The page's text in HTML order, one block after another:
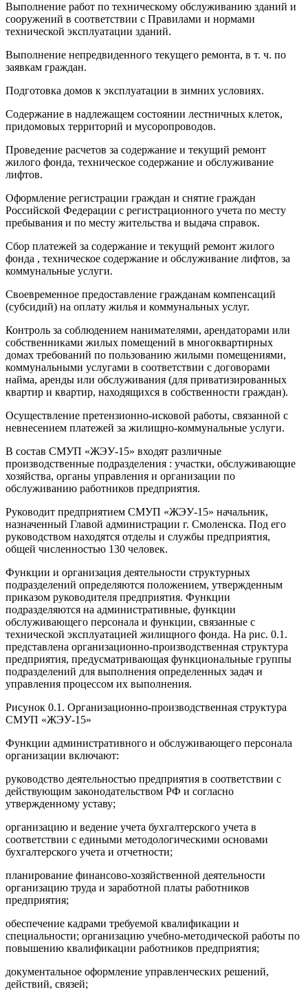
Выполнение работ по техническому обслуживанию зданий и
сооружений в соответствии с Правилами и нормами
технической эксплуатации зданий.
Выполнение непредвиденного текущего ремонта, в т. ч. по
заявкам граждан.
Подготовка домов к эксплуатации в зимних условиях.
Содержание в надлежащем состоянии лестничных клеток,
придомовых территорий и мусоропроводов.
Проведение расчетов за содержание и текущий ремонт
жилого фонда, техническое содержание и обслуживание
лифтов.
Оформление регистрации граждан и снятие граждан
Российской Федерации с регистрационного учета по месту
пребывания и по месту жительства и выдача справок.
Сбор платежей за содержание и текущий ремонт жилого
фонда , техническое содержание и обслуживание лифтов, за
коммунальные услуги.
Своевременное предоставление гражданам компенсаций
(субсидий) на оплату жилья и коммунальных услуг.
Контроль за соблюдением нанимателями, арендаторами или
собственниками жилых помещений в многоквартирных
домах требований по пользованию жилыми помещениями,
коммунальными услугами в соответствии с договорами
найма, аренды или обслуживания (для приватизированных
квартир и квартир, находящихся в собственности граждан).
Осуществление претензионно-исковой работы, связанной с
невнесением платежей за жилищно-коммунальные услуги.
В состав СМУП «ЖЭУ-15» входят различные
производственные подразделения : участки, обслуживающие
хозяйства, органы управления и организации по
обслуживанию работников предприятия.
Руководит предприятием СМУП «ЖЭУ-15» начальник,
назначенный Главой администрации г. Смоленска. Под его
руководством находятся отделы и службы предприятия,
общей численностью 130 человек.
Функции и организация деятельности структурных
подразделений определяются положением, утвержденным
приказом руководителя предприятия. Функции
подразделяются на административные, функции
обслуживающего персонала и функции, связанные с
технической эксплуатацией жилищного фонда. На рис. 0.1.
представлена организационно-производственная структура
предприятия, предусматривающая функциональные группы
подразделений для выполнения определенных задач и
управления процессом их выполнения.
Рисунок 0.1. Организационно-производственная структура
СМУП «ЖЭУ-15»
Функции административного и обслуживающего персонала
организации включают:
руководство деятельностью предприятия в соответствии с
действующим законодательством РФ и согласно
утвержденному уставу;
организацию и ведение учета бухгалтерского учета в
соответствии с едиными методологическими основами
бухгалтерского учета и отчетности;
планирование финансово-хозяйственной деятельности
организацию труда и заработной платы работников
предприятия;
обеспечение кадрами требуемой квалификации и
специальности; организацию учебно-методической работы по
повышению квалификации работников предприятия;
документальное оформление управленческих решений,
действий, связей;